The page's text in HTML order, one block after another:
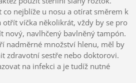
co nejblíže u nosu a otírat směrem k
otřít víčka několikrát, vždy by se pro
nový, navlhčený bavlněný tampón.
nadměrné množství hlenu, měl by
zdravotní sestře nebo doktorovi.
na infekci a je tudíž nutné